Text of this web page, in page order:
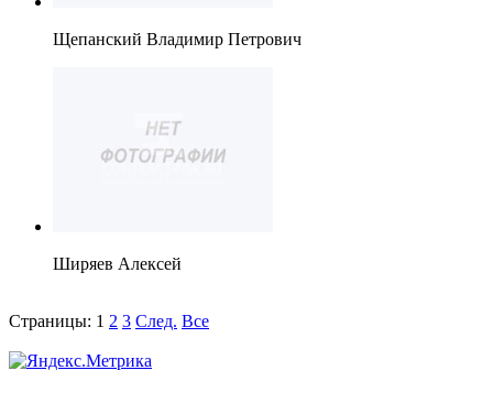
Щепанский Владимир Петрович
Ширяев Алексей
Страницы: 1 2 3 След. Все